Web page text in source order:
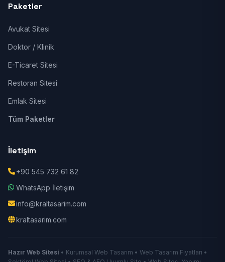
Paketler
Avukat Sitesi
Doktor / Klinik
E-Ticaret Sitesi
Restoran Sitesi
Emlak Sitesi
Tüm Paketler
İletişim
+90 545 732 61 82
WhatsApp İletişim
info@kraltasarim.com
kraltasarim.com
Hazır Web Sitesi • Kurumsal Web Tasarım • Web Tasarım Fiyatları •